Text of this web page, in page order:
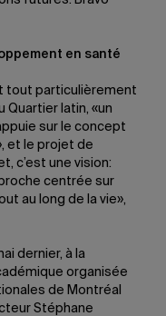
en santé
tout particulièrement
Quartier latin, «un
sur le concept
et le projet de
c’est une vision:
centrée sur
au long de la vie»,
dernier, à la
organisée
de Montréal
Stéphane